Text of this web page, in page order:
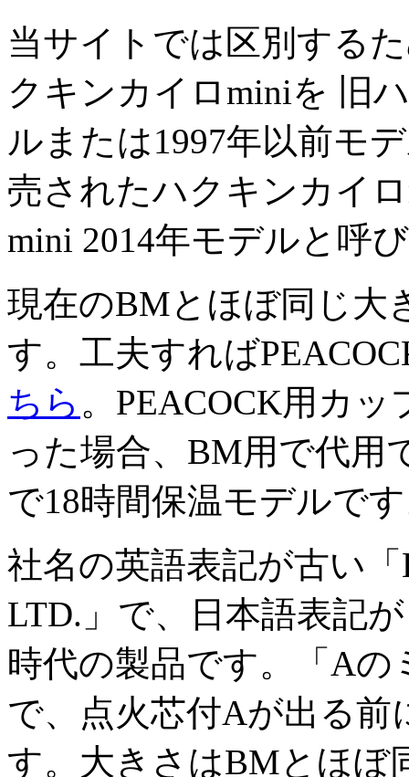
当サイトでは区別する
クキンカイロminiを 旧
ルまたは1997年以前モ
売されたハクキンカイ
mini 2014年モデルと呼
現在のBMとほぼ同じ大
す。工夫すれば
ちら 。PEACOCK用カ
った場合、BM用で代用
で18時間保温モデルで
社名の英語表記が古い
LTD.」で、日本語表記
時代の製品です。「A
で、点火芯付Aが出る
す。大きさはBMとほぼ